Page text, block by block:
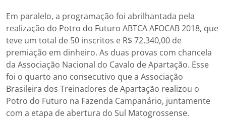
Em paralelo, a programação foi abrilhantada pela
realização do Potro do Futuro ABTCA AFOCAB 2018, que
teve um total de 50 inscritos e R$ 72.340,00 de
premiação em dinheiro. As duas provas com chancela
da Associação Nacional do Cavalo de Apartação. Esse
foi o quarto ano consecutivo que a Associação
Brasileira dos Treinadores de Apartação realizou o
Potro do Futuro na Fazenda Campanário, juntamente
com a etapa de abertura do Sul Matogrossense.